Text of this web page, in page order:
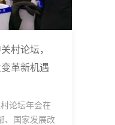
村论坛，
革新机遇
论坛年会在
、国家发展改